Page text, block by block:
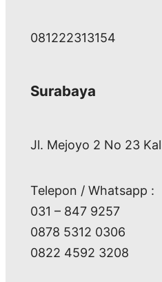
081222313154
Surabaya
Jl. Mejoyo 2 No 23
Telepon / Whatsapp :
031 – 847 9257
0878 5312 0306
0822 4592 3208